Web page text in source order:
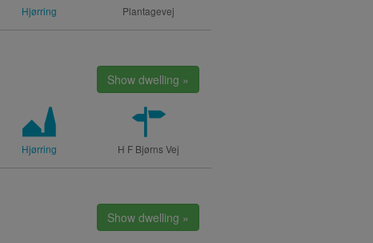
Hjørring Plantagevej
Show dwelling »
Hjørring H F Bjørns Vej
Show dwelling »